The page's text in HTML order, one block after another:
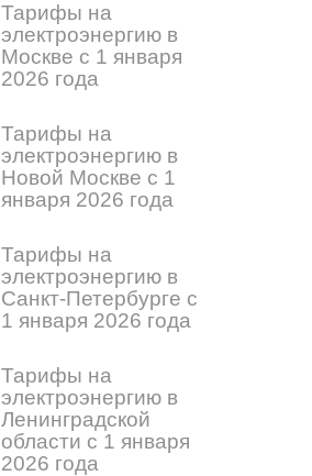
Тарифы на
электроэнергию в
Москве с 1 января
2026 года
Тарифы на
электроэнергию в
Новой Москве с 1
января 2026 года
Тарифы на
электроэнергию в
Санкт-Петербурге с
1 января 2026 года
Тарифы на
электроэнергию в
Ленинградской
области с 1 января
2026 года